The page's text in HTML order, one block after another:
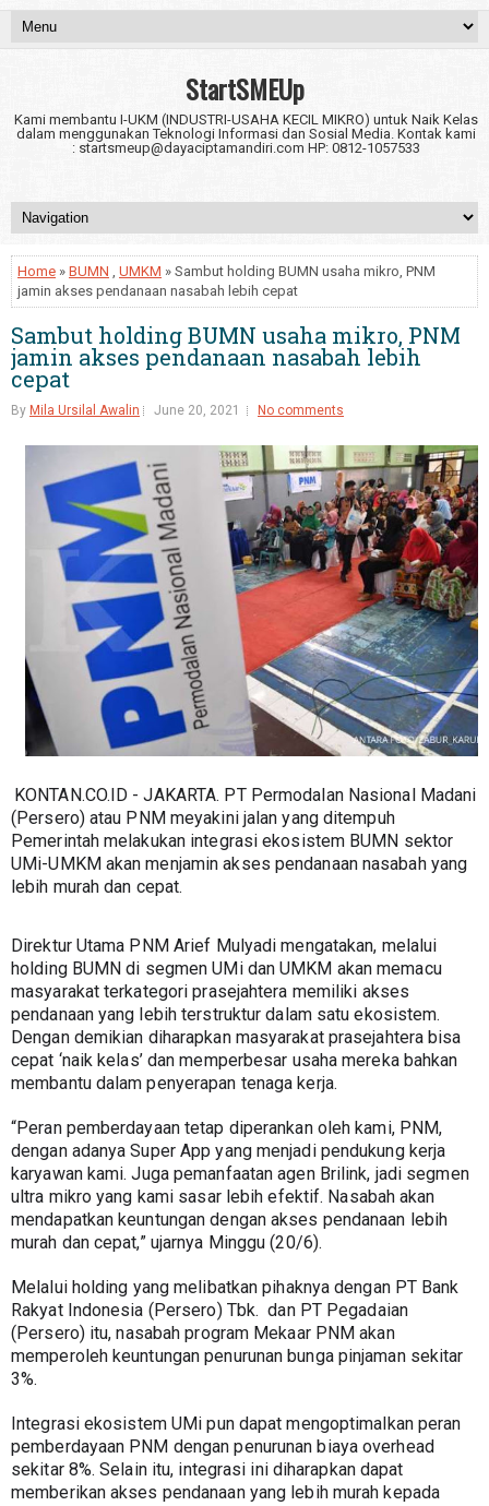
StartSMEUp
Kami membantu I-UKM (INDUSTRI-USAHA KECIL MIKRO) untuk Naik Kelas
dalam menggunakan Teknologi Informasi dan Sosial Media. Kontak kami
: startsmeup@dayaciptamandiri.com HP: 0812-1057533
Home » BUMN , UMKM » Sambut holding BUMN usaha mikro, PNM
jamin akses pendanaan nasabah lebih cepat
Sambut holding BUMN usaha mikro, PNM
jamin akses pendanaan nasabah lebih
cepat
By Mila Ursilal Awalin June 20, 2021 No comments
KONTAN.CO.ID - JAKARTA. PT Permodalan Nasional Madani
(Persero) atau PNM meyakini jalan yang ditempuh
Pemerintah melakukan integrasi ekosistem BUMN sektor
UMi-UMKM akan menjamin akses pendanaan nasabah yang
lebih murah dan cepat.
Direktur Utama PNM Arief Mulyadi mengatakan, melalui
holding BUMN di segmen UMi dan UMKM akan memacu
masyarakat terkategori prasejahtera memiliki akses
pendanaan yang lebih terstruktur dalam satu ekosistem.
Dengan demikian diharapkan masyarakat prasejahtera bisa
cepat ‘naik kelas’ dan memperbesar usaha mereka bahkan
membantu dalam penyerapan tenaga kerja.
“Peran pemberdayaan tetap diperankan oleh kami, PNM,
dengan adanya Super App yang menjadi pendukung kerja
karyawan kami. Juga pemanfaatan agen Brilink, jadi segmen
ultra mikro yang kami sasar lebih efektif. Nasabah akan
mendapatkan keuntungan dengan akses pendanaan lebih
murah dan cepat,” ujarnya Minggu (20/6).
Melalui holding yang melibatkan pihaknya dengan PT Bank
Rakyat Indonesia (Persero) Tbk.  dan PT Pegadaian
(Persero) itu, nasabah program Mekaar PNM akan
memperoleh keuntungan penurunan bunga pinjaman sekitar
3%.
Integrasi ekosistem UMi pun dapat mengoptimalkan peran
pemberdayaan PNM dengan penurunan biaya overhead
sekitar 8%. Selain itu, integrasi ini diharapkan dapat
memberikan akses pendanaan yang lebih murah kepada